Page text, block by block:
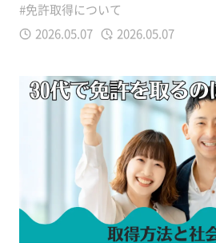
#免許取得について
2026.05.07
2026.05.07